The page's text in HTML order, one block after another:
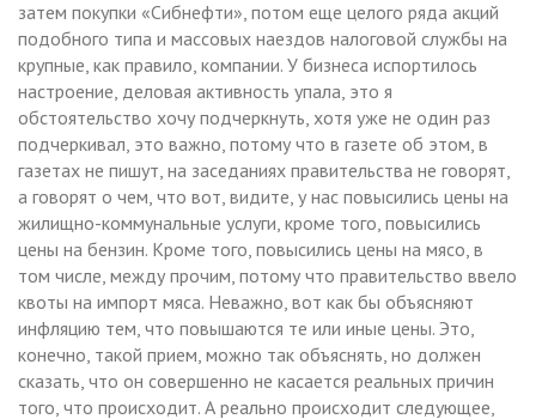
затем покупки «Сибнефти», потом еще целого ряда акций
подобного типа и массовых наездов налоговой службы на
крупные, как правило, компании. У бизнеса испортилось
настроение, деловая активность упала, это я
обстоятельство хочу подчеркнуть, хотя уже не один раз
подчеркивал, это важно, потому что в газете об этом, в
газетах не пишут, на заседаниях правительства не говорят,
а говорят о чем, что вот, видите, у нас повысились цены на
жилищно-коммунальные услуги, кроме того, повысились
цены на бензин. Кроме того, повысились цены на мясо, в
том числе, между прочим, потому что правительство ввело
квоты на импорт мяса. Неважно, вот как бы объясняют
инфляцию тем, что повышаются те или иные цены. Это,
конечно, такой прием, можно так объяснять, но должен
сказать, что он совершенно не касается реальных причин
того, что происходит. А реально происходит следующее,